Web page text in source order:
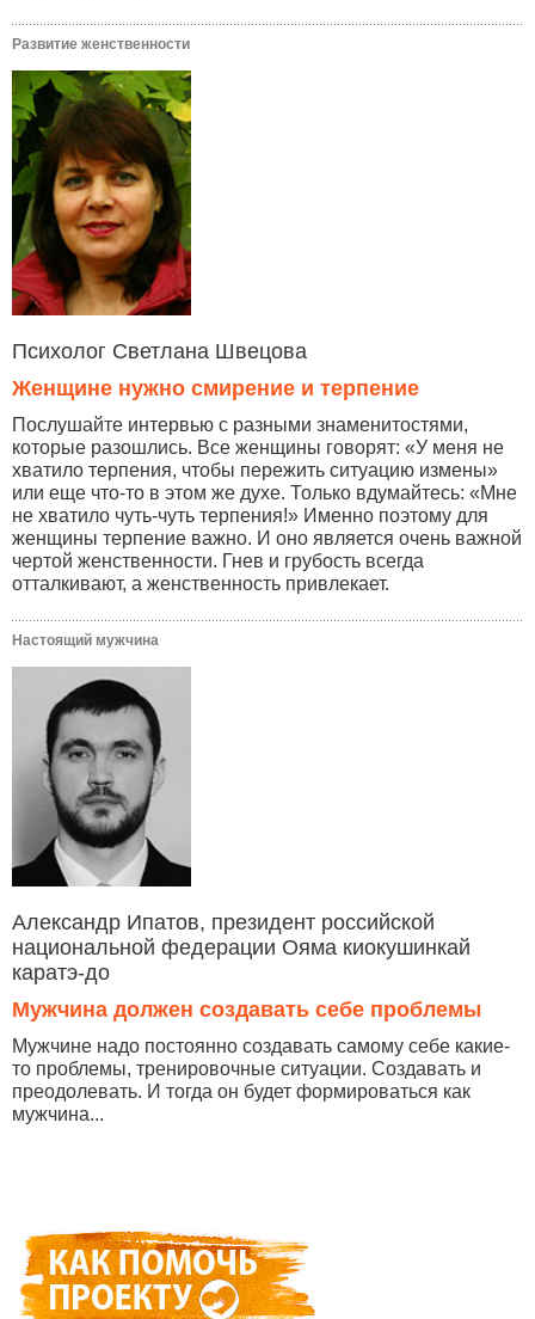
Развитие женственности
Психолог Светлана Швецова
Женщине нужно смирение и терпение
Послушайте интервью с разными знаменитостями,
которые разошлись. Все женщины говорят: «У меня не
хватило терпения, чтобы пережить ситуацию измены»
или еще что-то в этом же духе. Только вдумайтесь: «Мне
не хватило чуть-чуть терпения!» Именно поэтому для
женщины терпение важно. И оно является очень важной
чертой женственности. Гнев и грубость всегда
отталкивают, а женственность привлекает.
Настоящий мужчина
Александр Ипатов, президент российской
национальной федерации Ояма киокушинкай
каратэ-до
Мужчина должен создавать себе проблемы
Мужчине надо постоянно создавать самому себе какие-
то проблемы, тренировочные ситуации. Создавать и
преодолевать. И тогда он будет формироваться как
мужчина...